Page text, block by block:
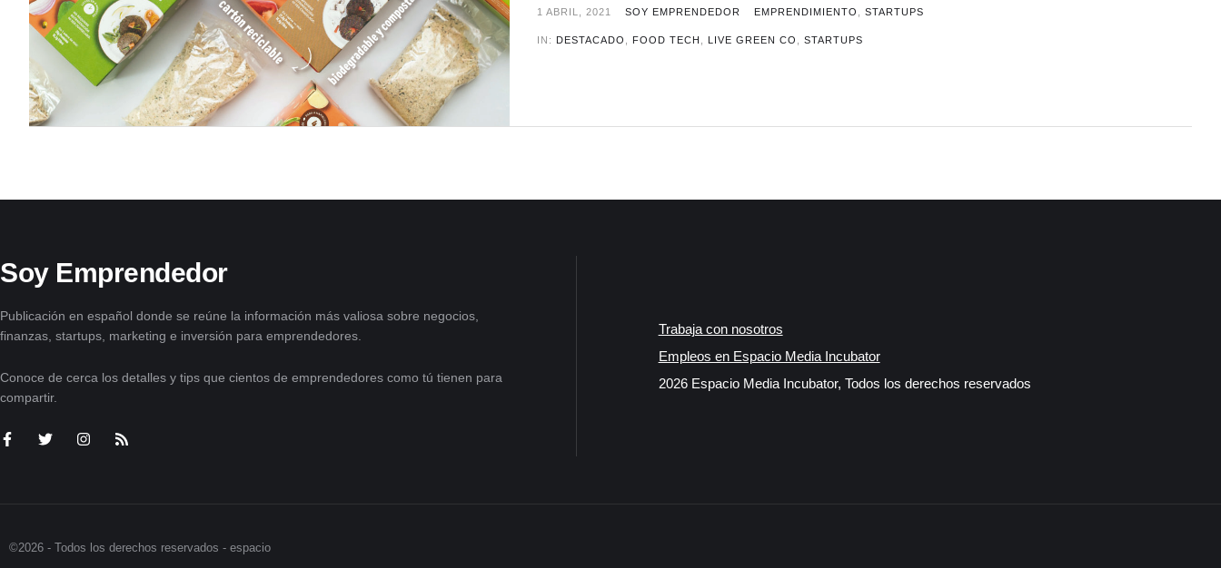
1 ABRIL, 2021 SOY EMPRENDEDOR EMPRENDIMIENTO ,STARTUPS
IN: DESTACADO , FOOD TECH , LIVE GREEN CO ,STARTUPS
Soy Emprendedor
Publicación en español donde se reúne la información más valiosa sobre negocios,
finanzas, startups, marketing e inversión para emprendedores.
Conoce de cerca los detalles y tips que cientos de emprendedores como tú tienen para
compartir.
Trabaja con nosotros
Empleos en Espacio Media Incubator
2026 Espacio Media Incubator, Todos los derechos reservados
©2026 - Todos los derechos reservados - espacio